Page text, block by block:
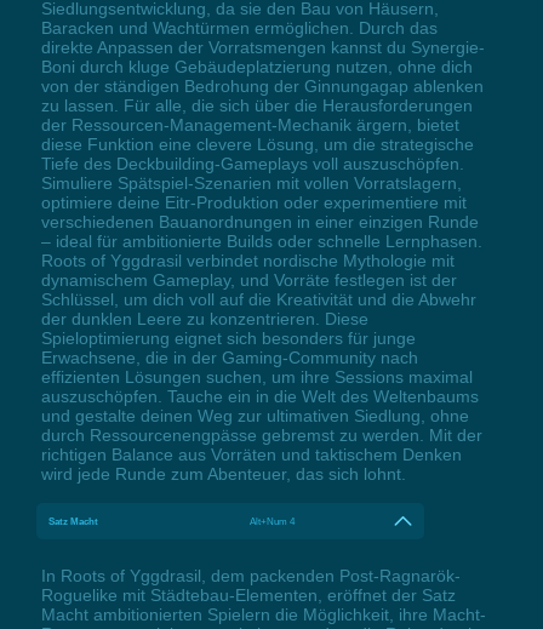
Siedlungsentwicklung, da sie den Bau von Häusern,
Baracken und Wachtürmen ermöglichen. Durch das
direkte Anpassen der Vorratsmengen kannst du Synergie-
Boni durch kluge Gebäudeplatzierung nutzen, ohne dich
von der ständigen Bedrohung der Ginnungagap ablenken
zu lassen. Für alle, die sich über die Herausforderungen
der Ressourcen-Management-Mechanik ärgern, bietet
diese Funktion eine clevere Lösung, um die strategische
Tiefe des Deckbuilding-Gameplays voll auszuschöpfen.
Simuliere Spätspiel-Szenarien mit vollen Vorratslagern,
optimiere deine Eitr-Produktion oder experimentiere mit
verschiedenen Bauanordnungen in einer einzigen Runde
– ideal für ambitionierte Builds oder schnelle Lernphasen.
Roots of Yggdrasil verbindet nordische Mythologie mit
dynamischem Gameplay, und Vorräte festlegen ist der
Schlüssel, um dich voll auf die Kreativität und die Abwehr
der dunklen Leere zu konzentrieren. Diese
Spieloptimierung eignet sich besonders für junge
Erwachsene, die in der Gaming-Community nach
effizienten Lösungen suchen, um ihre Sessions maximal
auszuschöpfen. Tauche ein in die Welt des Weltenbaums
und gestalte deinen Weg zur ultimativen Siedlung, ohne
durch Ressourcenengpässe gebremst zu werden. Mit der
richtigen Balance aus Vorräten und taktischem Denken
wird jede Runde zum Abenteuer, das sich lohnt.
Satz Macht Alt+Num 4
In Roots of Yggdrasil, dem packenden Post-Ragnarök-
Roguelike mit Städtebau-Elementen, eröffnet der Satz
Macht ambitionierten Spielern die Möglichkeit, ihre Macht-